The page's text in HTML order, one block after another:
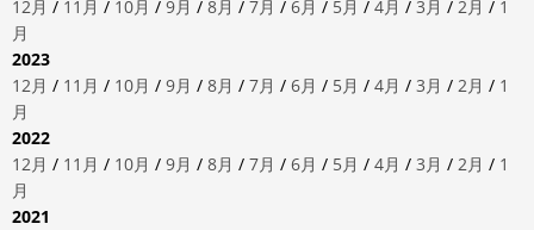
12月 / 11月 / 10月 / 9月 / 8月 / 7月 / 6月 / 5月 / 4月 / 3月 / 2月 / 1
月
2023
12月 / 11月 / 10月 / 9月 / 8月 / 7月 / 6月 / 5月 / 4月 / 3月 / 2月 / 1
月
2022
12月 / 11月 / 10月 / 9月 / 8月 / 7月 / 6月 / 5月 / 4月 / 3月 / 2月 / 1
月
2021